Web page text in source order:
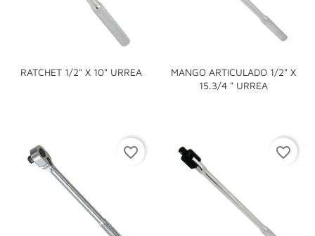
RATCHET 1/2" X 10" URREA
MANGO ARTICULADO 1/2" X
15.3/4 " URREA
favorite_border favorite_border